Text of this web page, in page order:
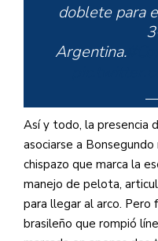
doblete para
Argentina.
—
Así y todo, la presencia
asociarse a
chispazo que marca la
manejo de pelota,
para llegar al arco. Pero
brasileño que rompió